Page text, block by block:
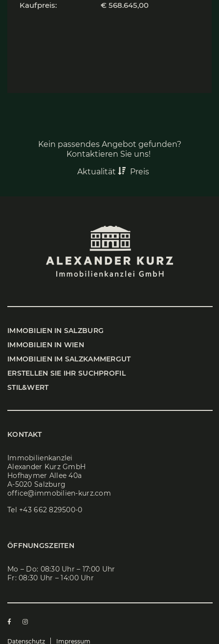
Kaufpreis:
€ 568.645,00
Kein passendes Angebot gefunden?
Kontaktieren Sie uns!
Aktualität
Preis
IMMO­BI­LI­EN IN SALZ­BURG
IMMO­BI­LI­EN IN WIEN
IMMO­BI­LI­EN IM SALZ­KAM­MER­GUT
ERSTEL­LEN SIE IHR SUCH­PRO­FIL
STIL&WERT
KONTAKT
Immobilienkanzlei
Alexander Kurz GmbH
Hofhaymer Allee 40a
A-5020 Salzburg
office@immobilien-kurz.com
Tel +43 662 829500-0
ÖFFNUNGSZEITEN
Mo – Do: 08:30 Uhr – 17:00 Uhr
Fr: 08:30 Uhr – 14:00 Uhr
Datenschutz Impressum